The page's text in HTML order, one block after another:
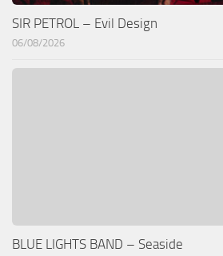
SIR PETROL – Evil Design
06/08/2026
BLUE LIGHTS BAND – Seaside